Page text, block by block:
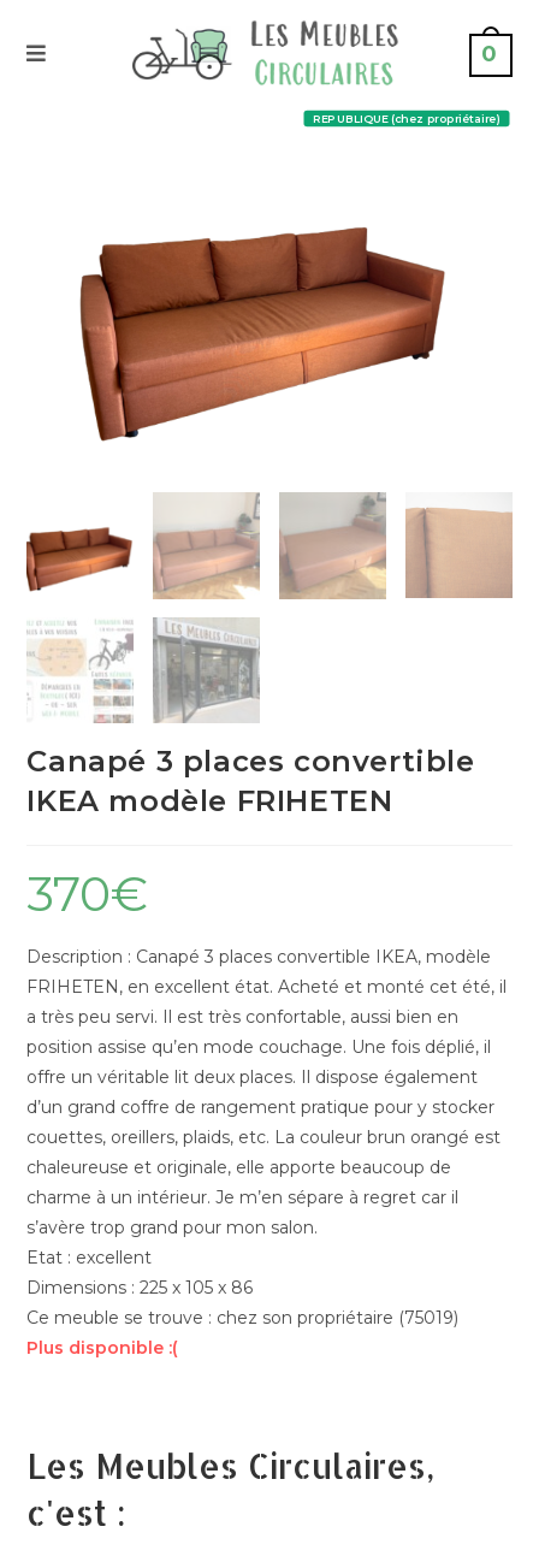
0
REPUBLIQUE (chez propriétaire)
Canapé 3 places convertible
IKEA modèle FRIHETEN
370€
Description : Canapé 3 places convertible IKEA, modèle
FRIHETEN, en excellent état. Acheté et monté cet été, il
a très peu servi. Il est très confortable, aussi bien en
position assise qu’en mode couchage. Une fois déplié, il
offre un véritable lit deux places. Il dispose également
d’un grand coffre de rangement pratique pour y stocker
couettes, oreillers, plaids, etc. La couleur brun orangé est
chaleureuse et originale, elle apporte beaucoup de
charme à un intérieur. Je m’en sépare à regret car il
s’avère trop grand pour mon salon.
Etat : excellent
Dimensions : 225 x 105 x 86
Ce meuble se trouve : chez son propriétaire (75019)
Plus disponible :(
Les Meubles Circulaires,
c'est :